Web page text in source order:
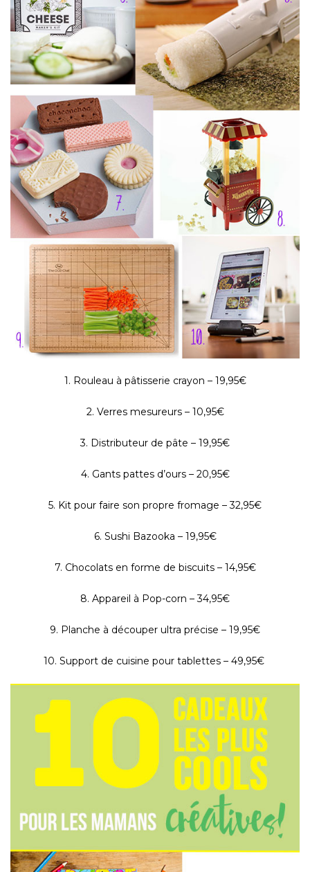
1. Rouleau à pâtisserie crayon – 19,95€
2. Verres mesureurs – 10,95€
3. Distributeur de pâte – 19,95€
4. Gants pattes d’ours – 20,95€
5. Kit pour faire son propre fromage – 32,95€
6. Sushi Bazooka – 19,95€
7. Chocolats en forme de biscuits – 14,95€
8. Appareil à Pop-corn – 34,95€
9. Planche à découper ultra précise – 19,95€
10. Support de cuisine pour tablettes – 49,95€